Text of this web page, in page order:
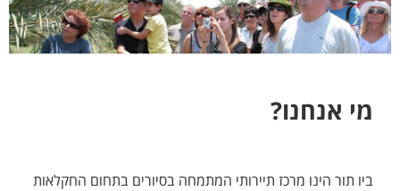
מי אנחנו?
ביו תור הינו מרכז תיירותי המתמחה בסיורים בתחום החקלאות